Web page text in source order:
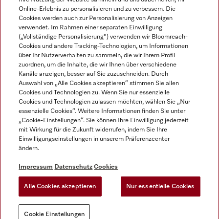
Impressum
AGB
Datenschutz
Nutzungsbedigungen
EU-Gesetzen über digitale Dienste
Miele auf Instagram
Miele auf Facebook
Miele auf Youtube
Online-Erlebnis zu personalisieren und zu verbessern. Die
Cookies werden auch zur Personalisierung von Anzeigen
verwendet. Im Rahmen einer separaten Einwilligung
(„Vollständige Personalisierung“) verwenden wir Bloomreach-
Cookies und andere Tracking-Technologien, um Informationen
über Ihr Nutzerverhalten zu sammeln, die wir Ihrem Profil
zuordnen, um die Inhalte, die wir Ihnen über verschiedene
Kanäle anzeigen, besser auf Sie zuzuschneiden. Durch
Auswahl von „Alle Cookies akzeptieren“ stimmen Sie allen
Cookies und Technologien zu. Wenn Sie nur essenzielle
Cookies und Technologien zulassen möchten, wählen Sie „Nur
essenzielle Cookies“. Weitere Informationen finden Sie unter
„Cookie-Einstellungen“. Sie können Ihre Einwilligung jederzeit
mit Wirkung für die Zukunft widerrufen, indem Sie Ihre
Einwilligungseinstellungen in unserem Präferenzcenter
ändern.
Impressum Datenschutz Cookies
Alle Cookies akzeptieren Nur essentielle Cookies
Cookie Einstellungen